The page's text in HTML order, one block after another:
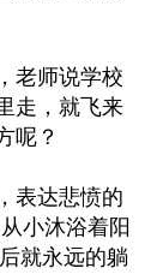
老师说学校
走，就飞来
呢？
表达悲愤的
小沐浴着阳
就永远的躺